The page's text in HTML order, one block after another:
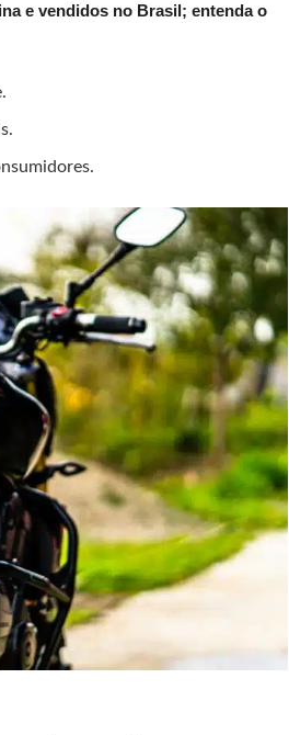
e vendidos no Brasil; entenda o